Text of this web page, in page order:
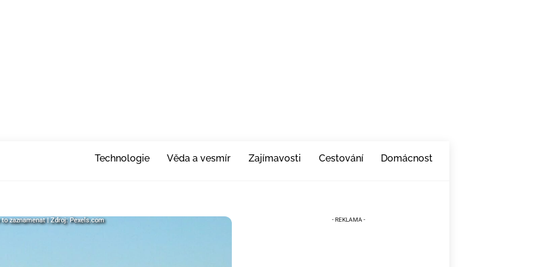
Technologie Věda a vesmír Zajímavosti Cestování Domácnost
zaznamenat | Zdroj: Pexels.com
zaznamenat | Zdroj: Pexels.com